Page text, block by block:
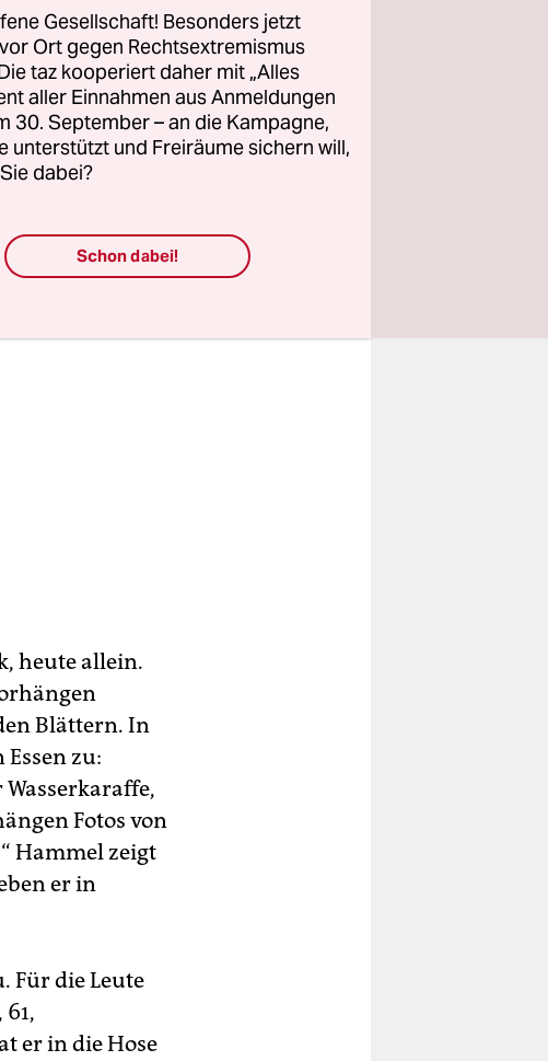
Hammel lebt
Eltern hatten
lugt
der Kies
heute allein.
Blättern. In
zu:
Fotos von
Hammel zeigt
er in
Für die Leute
er in die Hose
Gesellschaft! Besonders jetzt
Ort gegen Rechtsextremismus
taz kooperiert daher mit „Alles
aller Einnahmen aus Anmeldungen
30. September – an die Kampagne,
unterstützt und Freiräume sichern will,
dabei?
Schon dabei!